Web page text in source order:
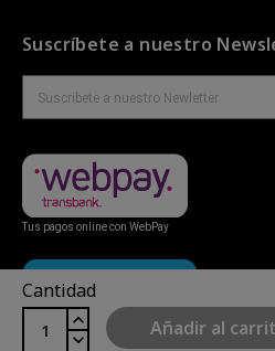
Cantidad
Añadir al
Suscríbete a nuestro
Tus pagos online con WebPay